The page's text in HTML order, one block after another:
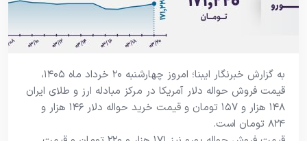
به گزارش خبرنگار ایبنا؛ امروز چهارشنبه ۲۰ خرداد ماه ۱۴۰۵،
قیمت فروش حواله دلار آمریکا در مرکز مبادله ارز و طلای ایران
۱۴۸ هزار و ۱۵۷ تومان و قیمت خرید حواله دلار ۱۴۶ هزار و
۸۲۴ تومان است.